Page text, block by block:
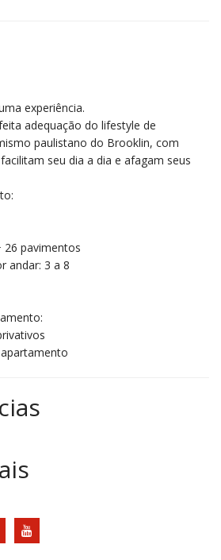
experiência.
adequação do lifestyle de
paulistano do Brooklin, com
seu dia a dia e afagam seus
26 pavimentos
andar: 3 a 8